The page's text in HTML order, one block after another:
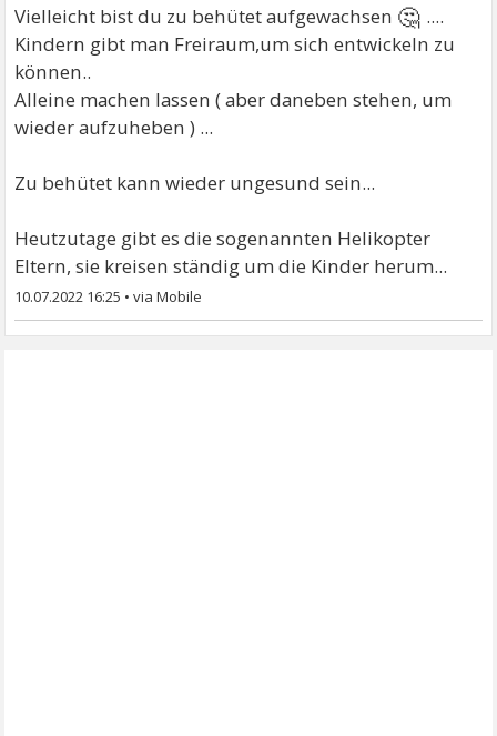
Vielleicht bist du zu behütet aufgewachsen 🤔 ....
Kindern gibt man Freiraum,um sich entwickeln zu
können..
Alleine machen lassen ( aber daneben stehen, um
wieder aufzuheben ) ...
Zu behütet kann wieder ungesund sein...
Heutzutage gibt es die sogenannten Helikopter
Eltern, sie kreisen ständig um die Kinder herum...
10.07.2022 16:25 •